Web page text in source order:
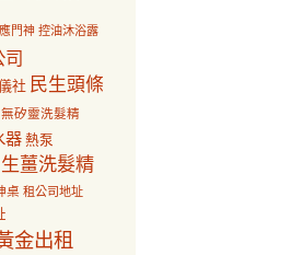
門神 控油沐浴露
社 民生頭條
無矽靈洗髮精
器 熱泵
生薑洗髮精
桌 租公司地址
金出租